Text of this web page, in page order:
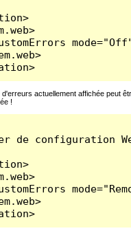
d'erreurs actuellement affichée peut
!
de configuration